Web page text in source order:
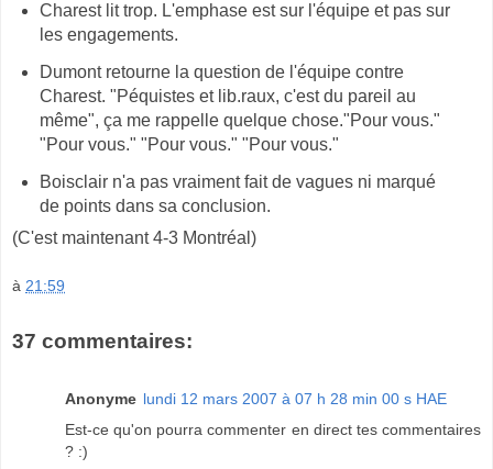
Charest lit trop. L'emphase est sur l'équipe et pas sur
les engagements.
Dumont retourne la question de l'équipe contre
Charest. "Péquistes et lib.raux, c'est du pareil au
même", ça me rappelle quelque chose."Pour vous."
"Pour vous." "Pour vous." "Pour vous."
Boisclair n'a pas vraiment fait de vagues ni marqué
de points dans sa conclusion.
(C'est maintenant 4-3 Montréal)
à 21:59
37 commentaires:
Anonyme lundi 12 mars 2007 à 07 h 28 min 00 s HAE
Est-ce qu'on pourra commenter en direct tes commentaires
? :)